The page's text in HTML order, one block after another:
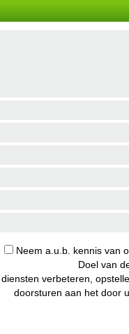
Neem a.u.b. kennis van
Doel van
verbeteren,
doorsturen aan het door